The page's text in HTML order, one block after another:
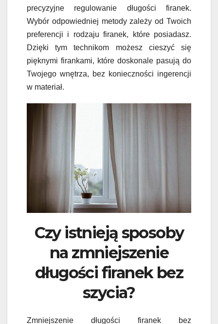
precyzyjne regulowanie długości firanek.
Wybór odpowiedniej metody zależy od Twoich
preferencji i rodzaju firanek, które posiadasz.
Dzięki tym technikom możesz cieszyć się
pięknymi firankami, które doskonale pasują do
Twojego wnętrza, bez konieczności ingerencji
w materiał.
Czy istnieją sposoby
na zmniejszenie
długości firanek bez
szycia?
Zmniejszenie długości firanek bez